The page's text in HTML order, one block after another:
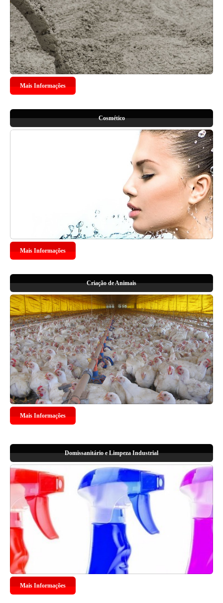
Mais Informações
Cosmético
Mais Informações
Criação de Animais
Mais Informações
Domissanitário e Limpeza Industrial
Mais Informações